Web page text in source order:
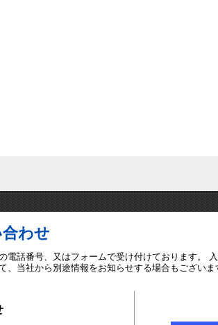
わせ
電話番号、又はフォームで受け付けております。
当社から別途情報をお知らせする場合もございま